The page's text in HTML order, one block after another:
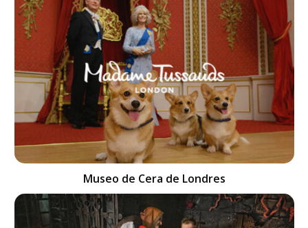
Museo de Cera de Londres